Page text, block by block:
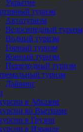
Укрытие
туризм
Автотуризм
Велосипедный туризм
Водный туризм
Горный туризм
Конный туризм
Пешеходный туризм
туризм
Дайвинг
в Абхазии
во Вьетнаме
в Грузии
в Израиле